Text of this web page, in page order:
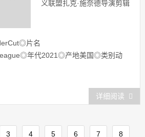
义联盟扎克·施奈德导演剪辑
片名
年代2021◎产地美国◎类别动
详细阅读
3 4 5 6 7 8